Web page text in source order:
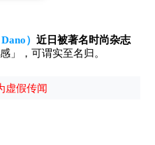
） 近日被著名时尚杂志
」，可谓实至名归。
虚假传闻